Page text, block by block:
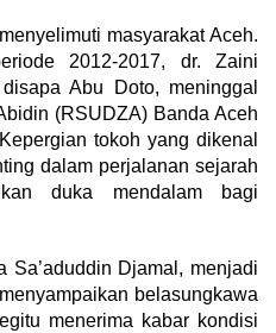
masyarakat Aceh.
2012-2017, dr. Zaini
Abu Doto, meninggal
(RSUDZA) Banda Aceh
tokoh yang dikenal
dalam perjalanan sejarah
duka mendalam bagi
Sa’aduddin Djamal, menjadi
belasungkawa
menerima kabar kondisi